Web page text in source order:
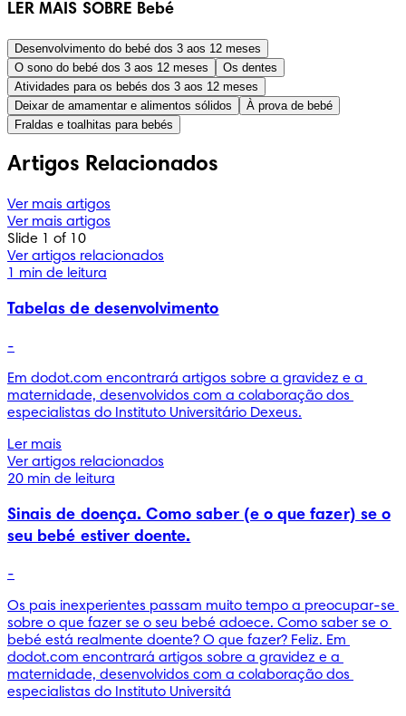
LER MAIS SOBRE Bebé
Desenvolvimento do bebé dos 3 aos 12 meses
O sono do bebé dos 3 aos 12 meses
Os dentes
Atividades para os bebés dos 3 aos 12 meses
Deixar de amamentar e alimentos sólidos
À prova de bebé
Fraldas e toalhitas para bebés
Artigos Relacionados
Ver mais artigos
Ver mais artigos
Slide 1 of 10
Ver artigos relacionados
1 min de leitura
Tabelas de desenvolvimento
-
Em dodot.com encontrará artigos sobre a gravidez e a
maternidade, desenvolvidos com a colaboração dos
especialistas do Instituto Universitário Dexeus.
Ler mais
Ver artigos relacionados
20 min de leitura
Sinais de doença. Como saber (e o que fazer) se o
seu bebé estiver doente.
-
Os pais inexperientes passam muito tempo a preocupar-se
sobre o que fazer se o seu bebé adoece. Como saber se o
bebé está realmente doente? O que fazer? Feliz. Em
dodot.com encontrará artigos sobre a gravidez e a
maternidade, desenvolvidos com a colaboração dos
especialistas do Instituto Universitá